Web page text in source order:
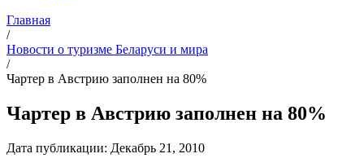
Главная
/
Новости о туризме Беларуси и мира
/
Чартер в Австрию заполнен на 80%
Чартер в Австрию заполнен на 80%
Дата публикации: Декабрь 21, 2010